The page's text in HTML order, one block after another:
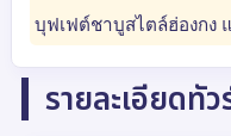
บุฟเฟต์ชาบูสไตล์ฮ่องกง
รายละเอียดทัว